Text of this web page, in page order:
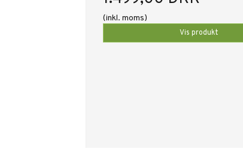
(inkl. moms)
Vis produkt